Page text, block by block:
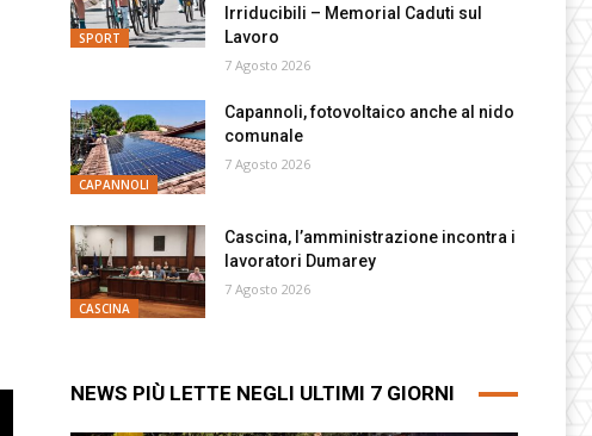
SPORT
Irriducibili – Memorial Caduti sul
Lavoro
7 Agosto 2026
CAPANNOLI
Capannoli, fotovoltaico anche al nido
comunale
7 Agosto 2026
CASCINA
Cascina, l’amministrazione incontra i
lavoratori Dumarey
7 Agosto 2026
NEWS PIÙ LETTE NEGLI ULTIMI 7 GIORNI